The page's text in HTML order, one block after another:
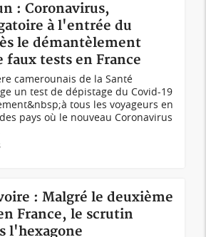
: Coronavirus,
à l'entrée du
le démantèlement
faux tests en France
camerounais de la Santé
un test de dépistage du Covid-19
tous les voyageurs en
pays où le nouveau Coronavirus
: Malgré le deuxième
France, le scrutin
l'hexagone